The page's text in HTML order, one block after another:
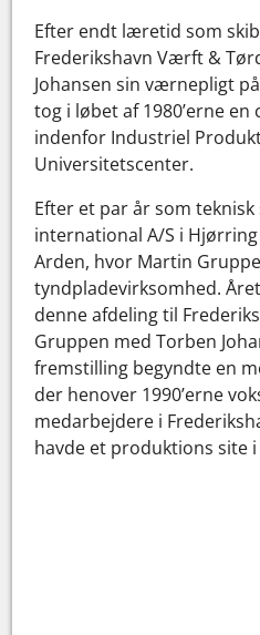
Efter endt læretid som
Frederikshavn Værft &
Johansen sin værnepligt
tog i løbet af 1980’erne
indenfor Industriel
Universitetscenter.
Efter et par år som
international A/S i
Arden, hvor Martin
tyndpladevirksomhed.
denne afdeling til
Gruppen med Torben
fremstilling begyndte en
der henover 1990’erne
medarbejdere i
havde et produktions site